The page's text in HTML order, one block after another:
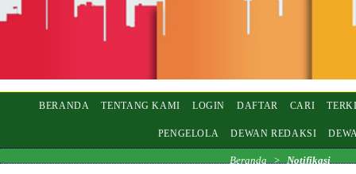
BERANDA TENTANG KAMI LOGIN DAFTAR CARI
PENGELOLA DEWAN REDAKSI
Beranda > Notifikasi